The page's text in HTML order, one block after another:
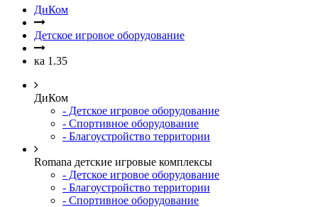
ДиКом
Детское игровое оборудование
ка 1.35
ДиКом
- Детское игровое оборудование
- Спортивное оборудование
- Благоустройство территории
Romana детские игровые комплексы
- Детское игровое оборудование
- Благоустройство территории
- Спортивное оборудование